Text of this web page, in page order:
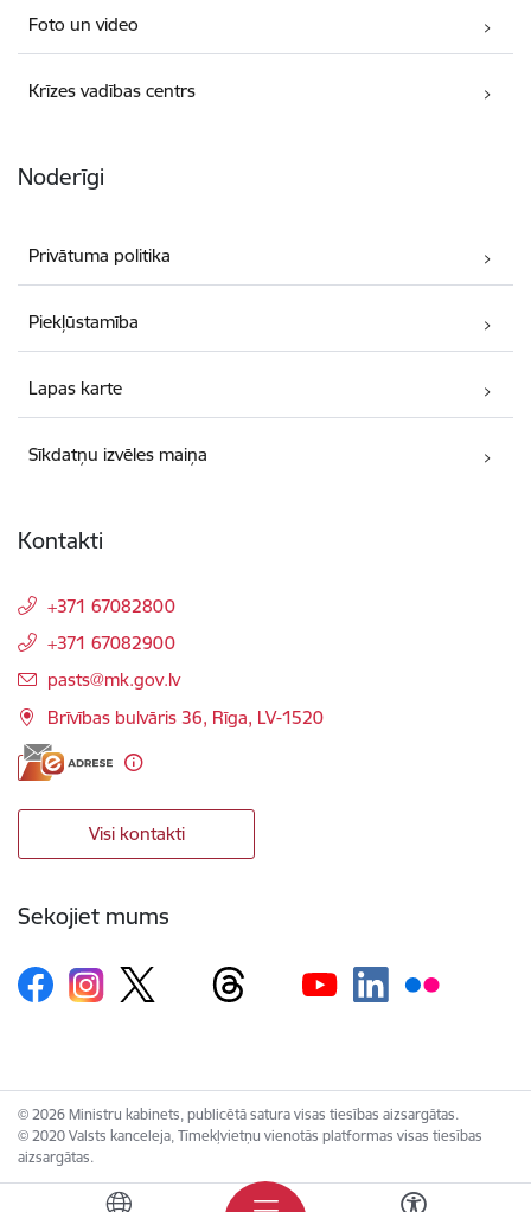
Foto un video
Krīzes vadības centrs
Noderīgi
Privātuma politika
Piekļūstamība
Lapas karte
Sīkdatņu izvēles maiņa
Kontakti
+371 67082800
+371 67082900
E-pasts:
pasts@mk.gov.lv
Brīvības bulvāris 36, Rīga, LV-1520
Visi kontakti
Sekojiet mums
© 2026 Ministru kabinets, publicētā satura visas tiesības aizsargātas.
© 2020 Valsts kanceleja, Tīmekļvietņu vienotās platformas visas tiesības
aizsargātas.